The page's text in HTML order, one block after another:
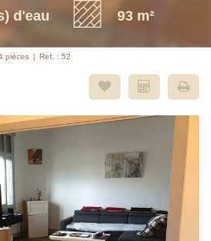
d'eau
93 m²
pièces Ref. : 52